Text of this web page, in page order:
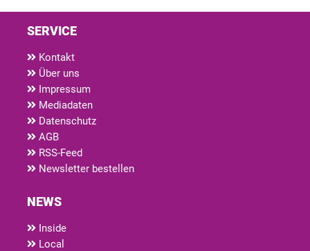
SERVICE
Kontakt
Über uns
Impressum
Mediadaten
Datenschutz
AGB
RSS-Feed
Newsletter bestellen
NEWS
Inside
Local